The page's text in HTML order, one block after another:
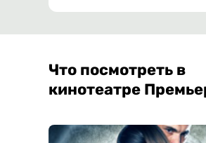
Что посмотреть в
кинотеатре